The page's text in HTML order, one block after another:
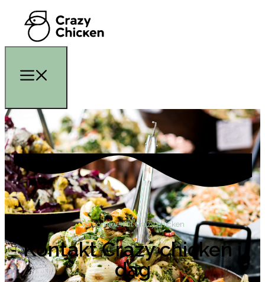
Velkommen til Crazy chicken
Kontakt Crazy chicken i
dag